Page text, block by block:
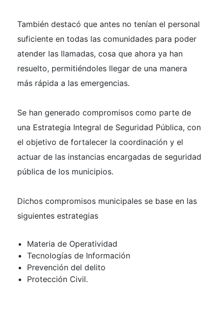
También destacó que antes no tenían el personal
suficiente en todas las comunidades para poder
atender las llamadas, cosa que ahora ya han
resuelto, permitiéndoles llegar de una manera
más rápida a las emergencias.
Se han generado compromisos como parte de
una Estrategia Integral de Seguridad Pública, con
el objetivo de fortalecer la coordinación y el
actuar de las instancias encargadas de seguridad
pública de los municipios.
Dichos compromisos municipales se base en las
siguientes estrategias
Materia de Operatividad
Tecnologías de Información
Prevención del delito
Protección Civil.